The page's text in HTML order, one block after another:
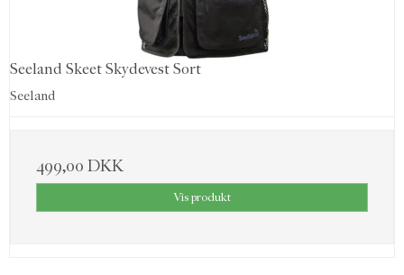
Seeland Skeet Skydevest Sort
Seeland
499,00 DKK
Vis produkt